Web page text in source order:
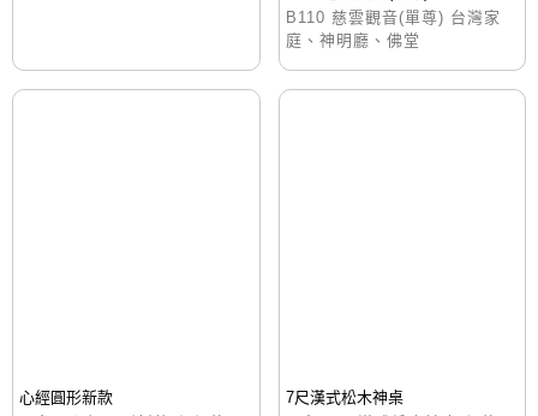
B110 慈雲觀音(單尊) 台灣家
庭、神明廳、佛堂
心經圓形新款
7尺漢式松木神桌